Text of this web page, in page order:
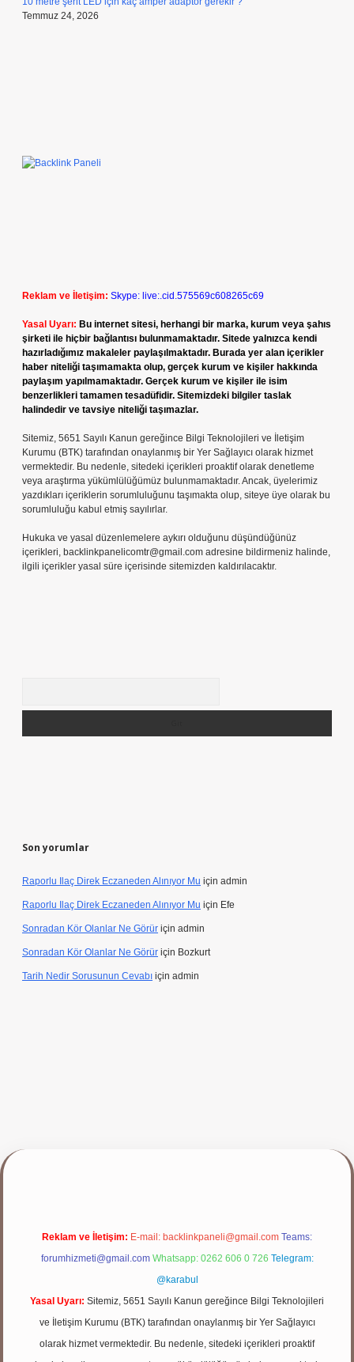
Temmuz 24, 2026
Reklam ve İletişim: Skype: live:.cid.575569c608265c69
Yasal Uyarı: Bu internet sitesi, herhangi bir marka, kurum veya şahıs
şirketi ile hiçbir bağlantısı bulunmamaktadır. Sitede yalnızca kendi
hazırladığımız makaleler paylaşılmaktadır. Burada yer alan içerikler
haber niteliği taşımamakta olup, gerçek kurum ve kişiler hakkında
paylaşım yapılmamaktadır. Gerçek kurum ve kişiler ile isim
benzerlikleri tamamen tesadüfidir. Sitemizdeki bilgiler taslak
halindedir ve tavsiye niteliği taşımazlar.
Sitemiz, 5651 Sayılı Kanun gereğince Bilgi Teknolojileri ve İletişim
Kurumu (BTK) tarafından onaylanmış bir Yer Sağlayıcı olarak hizmet
vermektedir. Bu nedenle, sitedeki içerikleri proaktif olarak denetleme
veya araştırma yükümlülüğümüz bulunmamaktadır. Ancak, üyelerimiz
yazdıkları içeriklerin sorumluluğunu taşımakta olup, siteye üye olarak bu
sorumluluğu kabul etmiş sayılırlar.
Hukuka ve yasal düzenlemelere aykırı olduğunu düşündüğünüz
içerikleri, backlinkpanelicomtr@gmail.com adresine bildirmeniz halinde,
ilgili içerikler yasal süre içerisinde sitemizden kaldırılacaktır.
Son yorumlar
Raporlu Ilaç Direk Eczaneden Alınıyor Mu için admin
Raporlu Ilaç Direk Eczaneden Alınıyor Mu için Efe
Sonradan Kör Olanlar Ne Görür için admin
Sonradan Kör Olanlar Ne Görür için Bozkurt
Tarih Nedir Sorusunun Cevabı için admin
Reklam ve İletişim: E-mail: backlinkpaneli@gmail.com Teams:
forumhizmeti@gmail.com Whatsapp: 0262 606 0 726 Telegram:
@karabul
Yasal Uyarı: Sitemiz, 5651 Sayılı Kanun gereğince Bilgi Teknolojileri
ve İletişim Kurumu (BTK) tarafından onaylanmış bir Yer Sağlayıcı
olarak hizmet vermektedir. Bu nedenle, sitedeki içerikleri proaktif